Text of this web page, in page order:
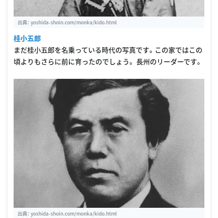
出典： yoshida-shoin.com/monka/kido.html
桂小五郎
まだ桂小五郎を名乗っている時代の写真です。この家ではこの
頃よりもさらに前に育ったのでしょう。 長州のリーダーです。
出典： yoshida-shoin.com/monka/kido.html